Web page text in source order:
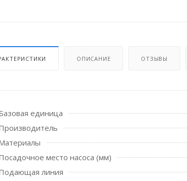
ОПИСАНИЕ ОТЗЫВЫ
единица
место насоса (мм)
линия